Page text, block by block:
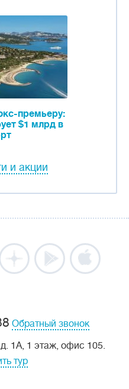
премьеру:
$1 млрд в
и акции
Обратный звонок
1А, 1 этаж, офис 105.
тур